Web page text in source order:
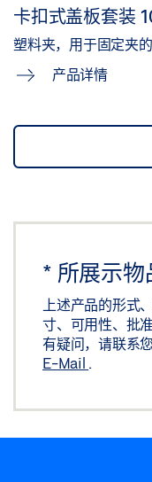
卡扣式盖板套装
塑料夹，用于固定夹
产品详情
* 所展示物
上述产品的形式
寸、可用性、批
有疑问，请联系
E-Mail .